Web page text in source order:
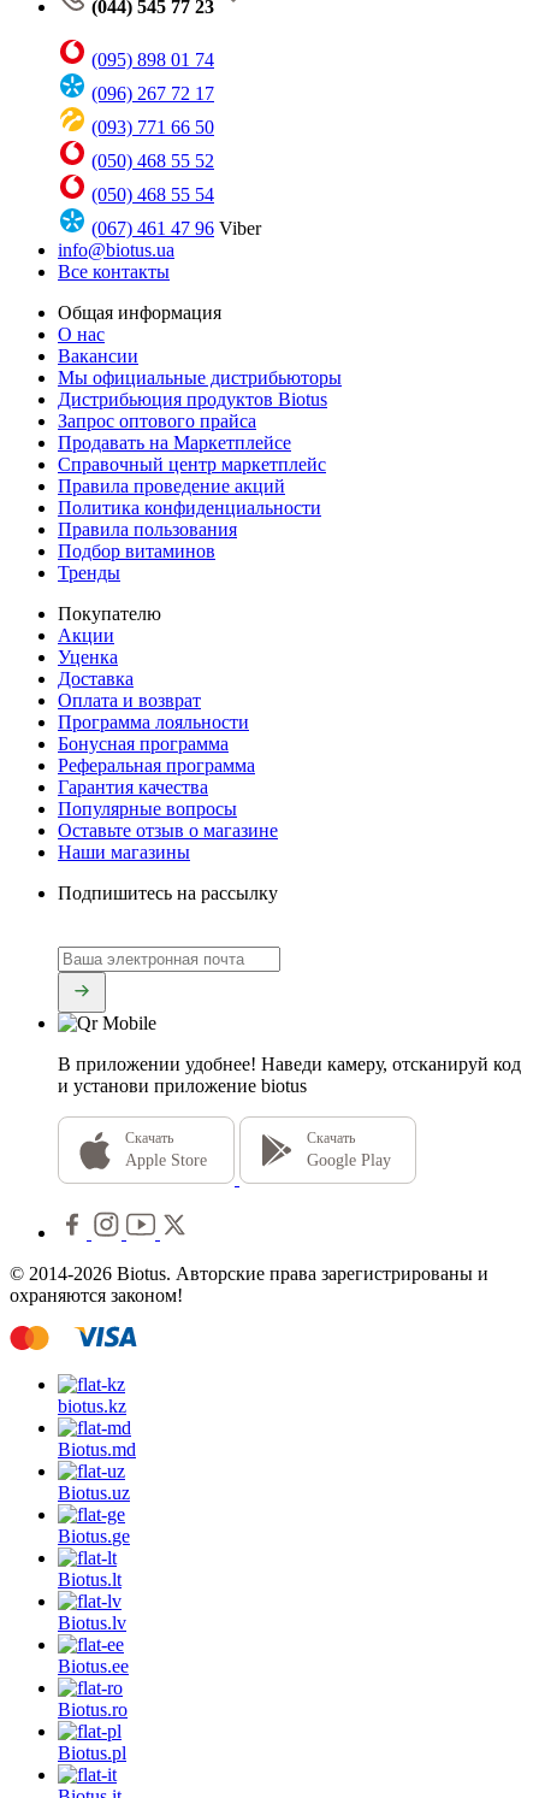
(044) 545 77 23
(095) 898 01 74
(096) 267 72 17
(093) 771 66 50
(050) 468 55 52
(050) 468 55 54
(067) 461 47 96 Viber
info@biotus.ua
Все контакты
Общая информация
О нас
Вакансии
Мы официальные дистрибьюторы
Дистрибьюция продуктов Biotus
Запрос оптового прайса
Продавать на Маркетплейсе
Справочный центр маркетплейс
Правила проведение акций
Политика конфиденциальности
Правила пользования
Подбор витаминов
Тренды
Покупателю
Акции
Уценка
Доставка
Оплата и возврат
Программа лояльности
Бонусная программа
Реферальная программа
Гарантия качества
Популярные вопросы
Оставьте отзыв о магазине
Наши магазины
Подпишитесь на рассылку
В приложении удобнее! Наведи камеру, отсканируй код
и установи приложение biotus
Скачать
Apple Store
Скачать
Google Play
© 2014-2026 Biotus. Авторские права зарегистрированы и
охраняются законом!
biotus.kz
Biotus.md
Biotus.uz
Biotus.ge
Biotus.lt
Biotus.lv
Biotus.ee
Biotus.ro
Biotus.pl